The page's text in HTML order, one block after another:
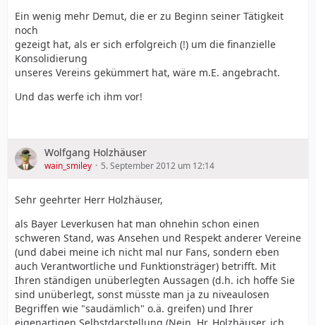
Ein wenig mehr Demut, die er zu Beginn seiner Tätigkeit
noch
gezeigt hat, als er sich erfolgreich (!) um die finanzielle
Konsolidierung
unseres Vereins gekümmert hat, wäre m.E. angebracht.
Und das werfe ich ihm vor!
Wolfgang Holzhäuser
wain_smiley 5. September 2012 um 12:14
Sehr geehrter Herr Holzhäuser,
als Bayer Leverkusen hat man ohnehin schon einen
schweren Stand, was Ansehen und Respekt anderer Vereine
(und dabei meine ich nicht mal nur Fans, sondern eben
auch Verantwortliche und Funktionsträger) betrifft. Mit
Ihren ständigen unüberlegten Aussagen (d.h. ich hoffe Sie
sind unüberlegt, sonst müsste man ja zu niveaulosen
Begriffen wie "saudämlich" o.ä. greifen) und Ihrer